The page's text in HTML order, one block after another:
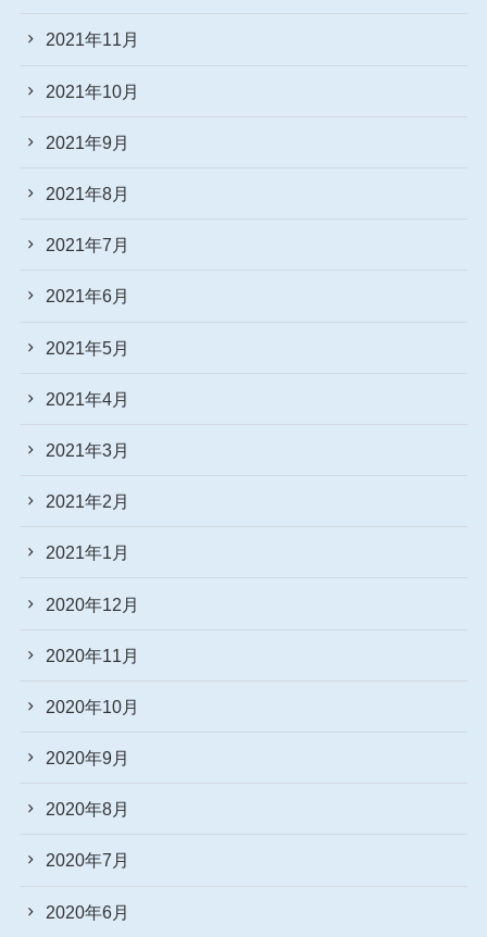
2021年11月
2021年10月
2021年9月
2021年8月
2021年7月
2021年6月
2021年5月
2021年4月
2021年3月
2021年2月
2021年1月
2020年12月
2020年11月
2020年10月
2020年9月
2020年8月
2020年7月
2020年6月